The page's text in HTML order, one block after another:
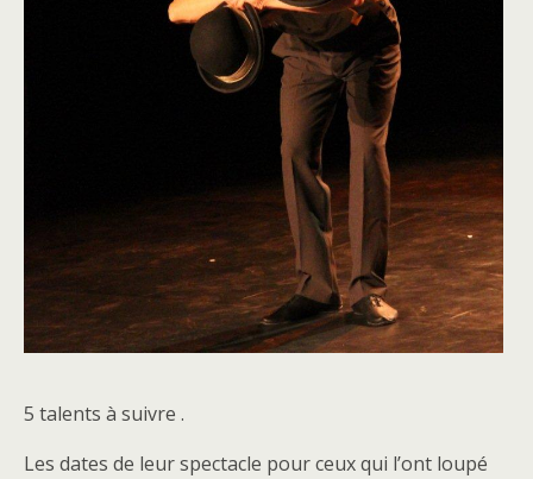
5 talents à suivre .
Les dates de leur spectacle pour ceux qui l’ont loupé